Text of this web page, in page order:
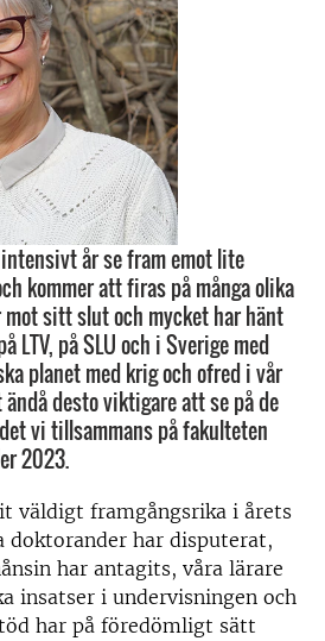
år se fram emot lite
kommer att firas på många olika
sitt slut och mycket har hänt
LTV, på SLU och i Sverige med
planet med krig och ofred i vår
desto viktigare att se på de
vi tillsammans på fakulteten
2023.
väldigt framgångsrika i årets
doktorander har disputerat,
har antagits, våra lärare
insatser i undervisningen och
har på föredömligt sätt